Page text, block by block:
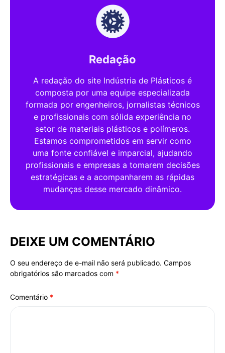
Redação
A redação do site Indústria de Plásticos é
composta por uma equipe especializada
formada por engenheiros, jornalistas técnicos
e profissionais com sólida experiência no
setor de materiais plásticos e polímeros.
Estamos comprometidos em servir como
uma fonte confiável e imparcial, ajudando
profissionais e empresas a tomarem decisões
estratégicas e a acompanharem as rápidas
mudanças desse mercado dinâmico.
DEIXE UM COMENTÁRIO
O seu endereço de e-mail não será publicado. Campos
obrigatórios são marcados com *
Comentário *
Alternative: